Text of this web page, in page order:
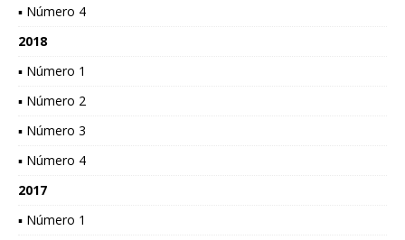
▪ Número 4
2018
▪ Número 1
▪ Número 2
▪ Número 3
▪ Número 4
2017
▪ Número 1